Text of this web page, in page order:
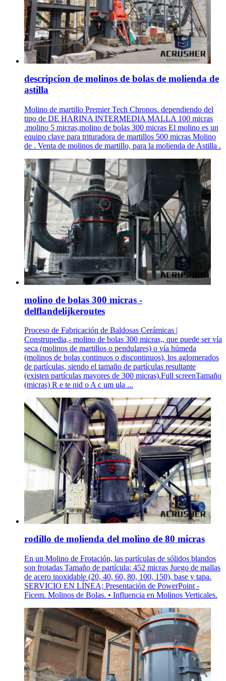
descripcion de molinos de bolas de molienda de
astilla
Molino de martillo Premier Tech Chronos. dependiendo del
tipo de DE HARINA INTERMEDIA MALLA 100 micras
.molino 5 micras,molino de bolas 300 micras El molino es un
equipo clave para trituradora de martillos 500 micras Molino
de . Venta de molinos de martillo, para la molienda de Astilla .
molino de bolas 300 micras -
delflandelijkeroutes
Proceso de Fabricación de Baldosas Cerámicas |
Construpedia,- molino de bolas 300 micras,, que puede ser vía
seca (molinos de martillos o pendulares) o vía húmeda
(molinos de bolas continuos o discontinuos), los aglomerados
de partículas, siendo el tamaño de partículas resultante
(existen partículas mayores de 300 micras).Full screenTamaño
(micras) R e te nid o A c um ula ...
rodillo de molienda del molino de 80 micras
En un Molino de Frotación, las partículas de sólidos blandos
son frotadas Tamaño de partícula: 452 micras Juego de mallas
de acero inoxidable (20, 40, 60, 80, 100, 150), base y tapa.
SERVICIO EN LÍNEA; Presentación de PowerPoint -
Ficem. Molinos de Bolas. • Influencia en Molinos Verticales.